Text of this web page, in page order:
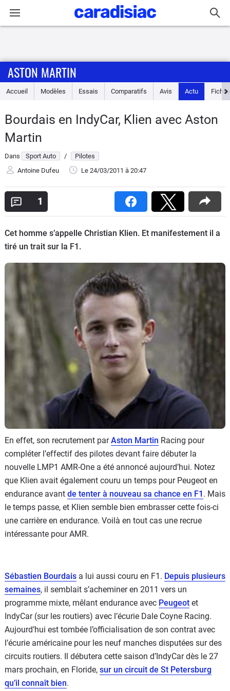
Accueil
Essais
Guide
d'achat
Electriques
Utilitaires
Flottes
Services
Forum
Moto
Marques
ASTON MARTIN
Accueil Modèles Essais Comparatifs Avis Actu
Bourdais en IndyCar, Klien avec Aston
Martin
Dans Sport Auto /
Pilotes
Antoine Dufeu
Le 24/03/2011 à 20:47
1
Cet homme s’appelle Christian Klien. Et manifestement il a
tiré un trait sur la F1.
En effet, son recrutement parAston Martin Racing pour
compléter l’effectif des pilotes devant faire débuter la
nouvelle LMP1 AMR-One a été annoncé aujourd’hui. Notez
que Klien avait également couru un temps pour Peugeot en
endurance avant de tenter à nouveau sa chance en F1 . Mais
le temps passe, et Klien semble bien embrasser cette fois-ci
une carrière en endurance. Voilà en tout cas une recrue
intéressante pour AMR.
Sébastien Bourdais a lui aussi couru en F1. Depuis plusieurs
semaines, il semblait s’acheminer en 2011 vers un
programme mixte, mêlant endurance avec Peugeot et
IndyCar (sur les routiers) avec l’écurie Dale Coyne Racing.
Aujourd’hui est tombée l’officialisation de son contrat avec
l’écurie américaine pour les neuf manches disputées sur des
circuits routiers. Il débutera cette saison d’IndyCar dès le 27
mars prochain, en Floride, sur un circuit de St Petersburg
qu’il connaît bien.